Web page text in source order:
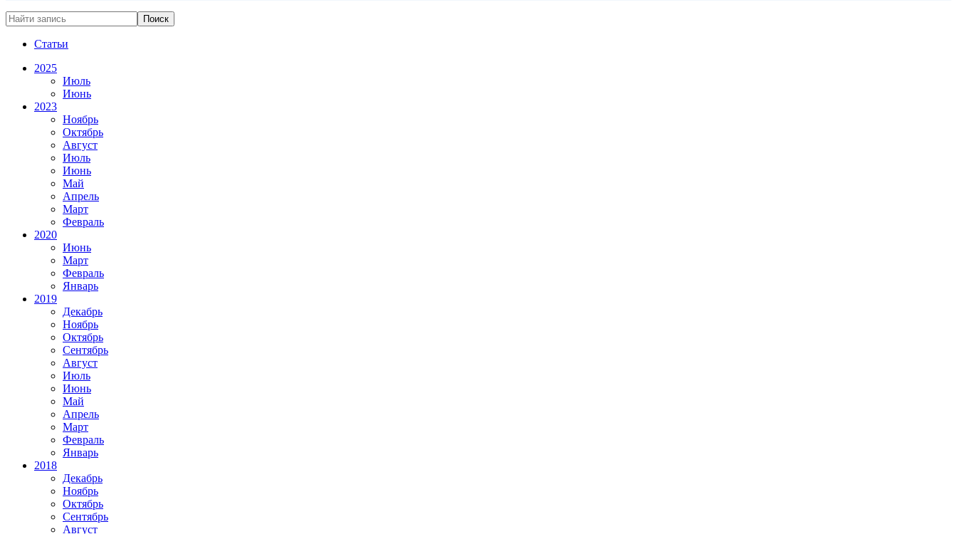
Статьи
2025
Июль
Июнь
2023
Ноябрь
Октябрь
Август
Июль
Июнь
Май
Апрель
Март
Февраль
2020
Июнь
Март
Февраль
Январь
2019
Декабрь
Ноябрь
Октябрь
Сентябрь
Август
Июль
Июнь
Май
Апрель
Март
Февраль
Январь
2018
Декабрь
Ноябрь
Октябрь
Сентябрь
Август